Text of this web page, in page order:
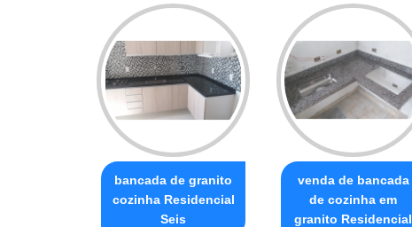
bancada de granito
cozinha Residencial
Seis
venda de bancada
de cozinha em
granito Residencial